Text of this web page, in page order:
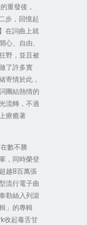
重發後，
步，回憶起
】在詞曲上就
心、自由、
野，並且被
了許多實
寄情於此，
團結熱情的
流轉，不過
療癒著
數不勝
，同時榮登
越8百萬張
流行電子曲
勒絲入列滾
」的專輯
收起毒舌甘